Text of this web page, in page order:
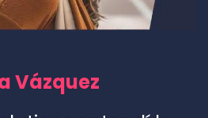
Vázquez